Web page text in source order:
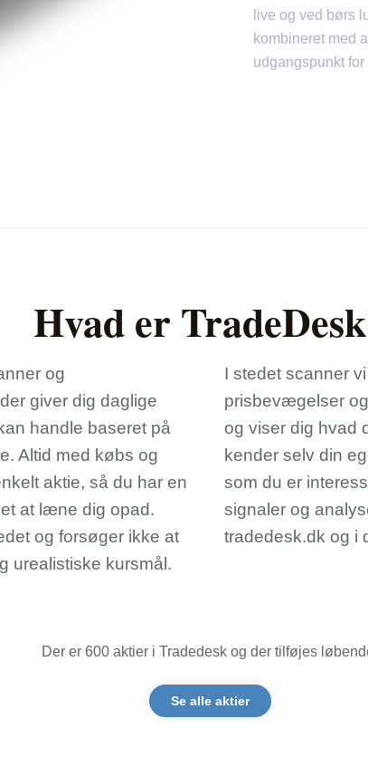
live og ved børs
kombineret med
udgangspunkt
Hvad er
og
giver dig daglige
handle baseret på
Altid med købs og
aktie, så du har en
at læne dig opad.
og forsøger ikke at
urealistiske kursmål.
I stedet scanner
prisbevægelser
og viser dig hvad
kender selv din
som du er
signaler og
tradedesk.dk og i
Der er 600 aktier i Tradedesk og der tilføjes
Se alle aktier